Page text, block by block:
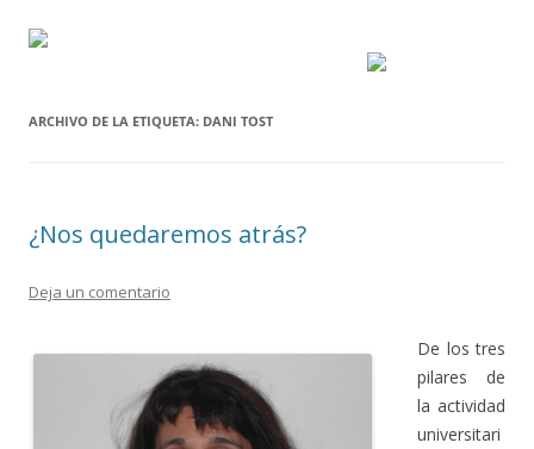
ARCHIVO DE LA ETIQUETA: DANI TOST
¿Nos quedaremos atrás?
Deja un comentario
De los tres
pilares de
la actividad
universitari